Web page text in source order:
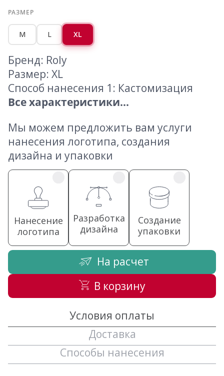
РАЗМЕР
M L XL
Бренд: Roly
Размер: XL
Способ нанесения 1: Кастомизация
Все характеристики...
Мы можем предложить вам услуги
нанесения логотипа, создания
дизайна и упаковки
Нанесение
логотипа
Разработка
дизайна
Создание
упаковки
На расчет
В корзину
Условия оплаты
Доставка
Способы нанесения